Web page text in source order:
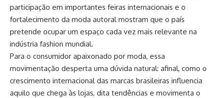
participação em importantes feiras internacionais e o
fortalecimento da moda autoral mostram que o país
pretende ocupar um espaço cada vez mais relevante na
indústria fashion mundial.
Para o consumidor apaixonado por moda, essa
movimentação desperta uma dúvida natural: afinal, como o
crescimento internacional das marcas brasileiras influencia
aquilo que chega às lojas, dita tendências e movimenta o